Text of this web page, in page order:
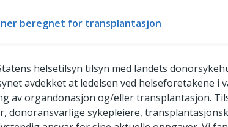
beregnet for transplantasjon
helsetilsyn tilsyn med landets
avdekket at ledelsen ved helseforetakene i
av organdonasjon og/eller transplantasjon.
donoransvarlige sykepleiere,